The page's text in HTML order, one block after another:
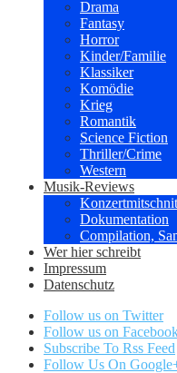
Drama
Fantasy
Horror
Kinder/Familie
Klassiker
Komödie
Krieg
Romantik
Science Fiction
Thriller/Crime
Western
Musik-Reviews
Dokumentation
Compilation,
Wer hier schreibt
Impressum
Datenschutz
Follow us on Twitter
Follow us on
Subscribe To Rss Feed
Follow Us On